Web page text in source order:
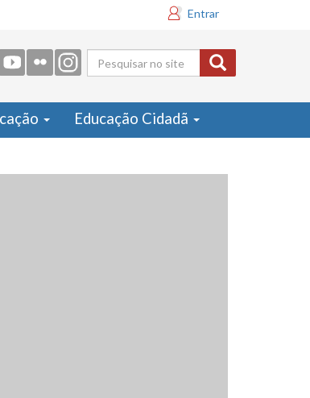
Entrar
Formulário
de busca
Educação Cidadã